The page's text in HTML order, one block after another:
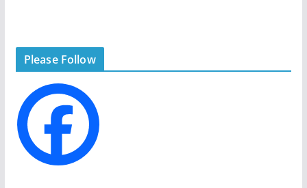
e
s
Please Follow